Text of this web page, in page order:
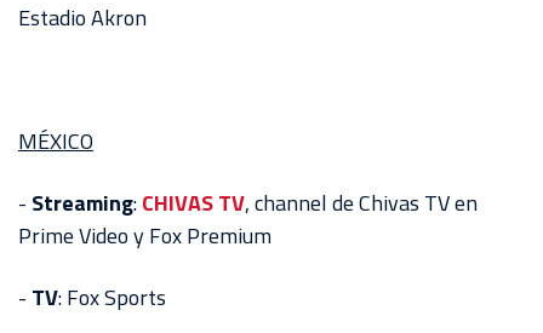
Estadio Akron
MÉXICO
- Streaming:CHIVAS TV, channel de Chivas TV en
Prime Video y Fox Premium
- TV: Fox Sports